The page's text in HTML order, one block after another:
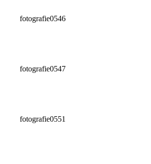
fotografie0546
fotografie0547
fotografie0551